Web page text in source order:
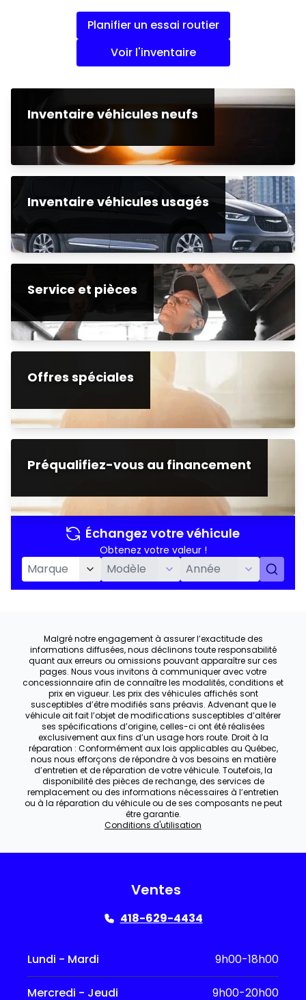
Planifier un essai routier
Voir l'inventaire
Inventaire véhicules neufs
Inventaire véhicules usagés
Service et pièces
Offres spéciales
Préqualifiez-vous au financement
Échangez votre véhicule
Obtenez votre valeur !
Malgré notre engagement à assurer l’exactitude des
informations diffusées, nous déclinons toute responsabilité
quant aux erreurs ou omissions pouvant apparaître sur ces
pages. Nous vous invitons à communiquer avec votre
concessionnaire afin de connaître les modalités, conditions et
prix en vigueur. Les prix des véhicules affichés sont
susceptibles d’être modifiés sans préavis. Advenant que le
véhicule ait fait l’objet de modifications susceptibles d’altérer
ses spécifications d’origine, celles-ci ont été réalisées
exclusivement aux fins d’un usage hors route. Droit à la
réparation : Conformément aux lois applicables au Québec,
nous nous efforçons de répondre à vos besoins en matière
d’entretien et de réparation de votre véhicule. Toutefois, la
disponibilité des pièces de rechange, des services de
remplacement ou des informations nécessaires à l’entretien
ou à la réparation du véhicule ou de ses composants ne peut
être garantie.
Conditions d'utilisation
Ventes
418-629-4434
Lundi - Mardi 9h00-18h00
Mercredi - Jeudi 9h00-20h00